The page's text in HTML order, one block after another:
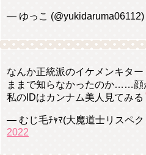
— ゆっこ (@yukidaruma06112)
なんか正統派のイケメンキター
ままで知らなかったのか……顔
私のIDはカンナム美人見てみる
— むじ毛ﾁｬﾏ(大魔道士リスペ
2022